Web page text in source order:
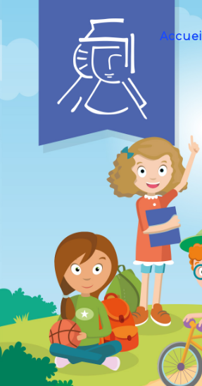
Accueil